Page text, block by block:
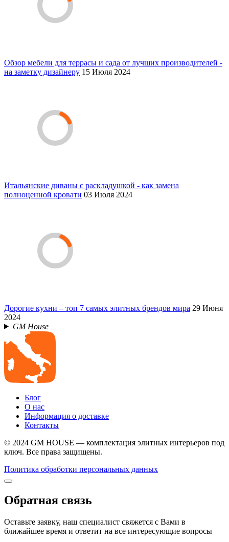
Обзор мебели для террасы и сада от лучших производителей -
на заметку дизайнеру 15 Июля 2024
Итальянские диваны с раскладушкой - как замена
полноценной кровати 03 Июля 2024
Дорогие кухни – топ 7 самых элитных брендов мира 29 Июня
2024
GM House
Блог
О нас
Информация о доставке
Контакты
© 2024 GM HOUSE — комплектация элитных интерьеров под
ключ. Все права защищены.
Политика обработки персональных данных
Обратная связь
Оставьте заявку, наш специалист свяжется с Вами в
ближайшее время и ответит на все интересующие вопросы